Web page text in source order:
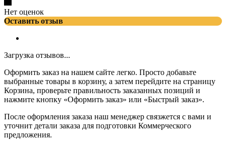
Нет оценок
Оставить отзыв
Загрузка отзывов...
Оформить заказ на нашем сайте легко. Просто добавьте
выбранные товары в корзину, а затем перейдите на страницу
Корзина, проверьте правильность заказанных позиций и
нажмите кнопку «Оформить заказ» или «Быстрый заказ».
После оформления заказа наш менеджер связжется с вами и
уточнит детали заказа для подготовки Коммерческого
предложения.